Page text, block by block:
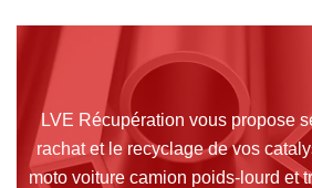
LVE Récupération vous propose
rachat et le recyclage de vos
moto voiture camion poids-lourd et